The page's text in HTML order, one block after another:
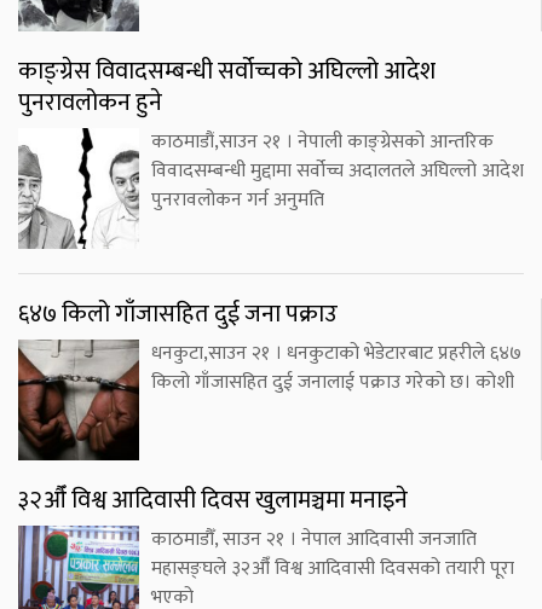
काङ्ग्रेस विवादसम्बन्धी सर्वोच्चको अघिल्लो आदेश
पुनरावलोकन हुने
काठमाडौं,साउन २१ । नेपाली काङ्ग्रेसको आन्तरिक
विवादसम्बन्धी मुद्दामा सर्वोच्च अदालतले अघिल्लो आदेश
पुनरावलोकन गर्न अनुमति
६४७ किलो गाँजासहित दुई जना पक्राउ
धनकुटा,साउन २१ । धनकुटाको भेडेटारबाट प्रहरीले ६४७
किलो गाँजासहित दुई जनालाई पक्राउ गरेको छ। कोशी
३२औँ विश्व आदिवासी दिवस खुलामञ्चमा मनाइने
काठमाडौँ, साउन २१ । नेपाल आदिवासी जनजाति
महासङ्घले ३२औँ विश्व आदिवासी दिवसको तयारी पूरा
भएको